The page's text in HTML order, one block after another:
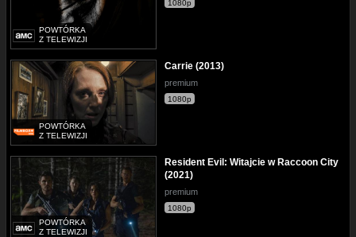
POWTÓRKA
Z TELEWIZJI
1080p
POWTÓRKA
Z TELEWIZJI
Carrie (2013)
premium
1080p
POWTÓRKA
Z TELEWIZJI
Resident Evil: Witajcie w Raccoon City
(2021)
premium
1080p